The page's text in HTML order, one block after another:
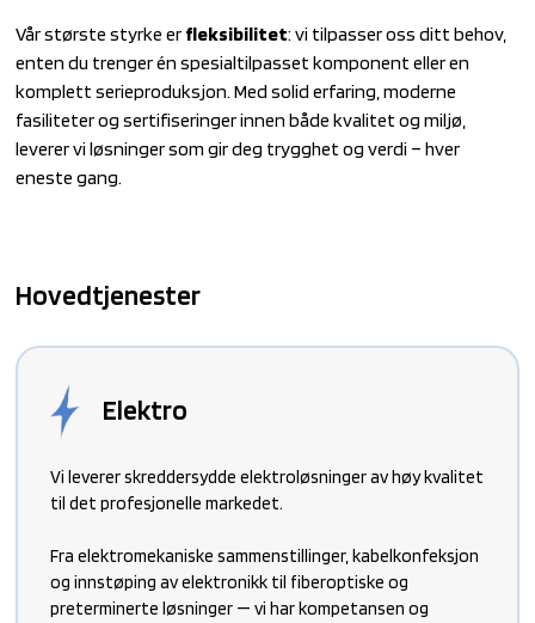
Vår største styrke er fleksibilitet: vi tilpasser oss ditt behov,
enten du trenger én spesialtilpasset komponent eller en
komplett serieproduksjon. Med solid erfaring, moderne
fasiliteter og sertifiseringer innen både kvalitet og miljø,
leverer vi løsninger som gir deg trygghet og verdi – hver
eneste gang.
Hovedtjenester
Elektro
Vi leverer skreddersydde elektroløsninger av høy kvalitet
til det profesjonelle markedet.
Fra elektromekaniske sammenstillinger, kabelkonfeksjon
og innstøping av elektronikk til fiberoptiske og
preterminerte løsninger — vi har kompetansen og